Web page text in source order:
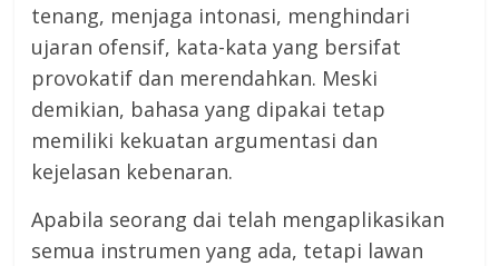
tenang, menjaga intonasi, menghindari
ujaran ofensif, kata-kata yang bersifat
provokatif dan merendahkan. Meski
demikian, bahasa yang dipakai tetap
memiliki kekuatan argumentasi dan
kejelasan kebenaran.
Apabila seorang dai telah mengaplikasikan
semua instrumen yang ada, tetapi lawan